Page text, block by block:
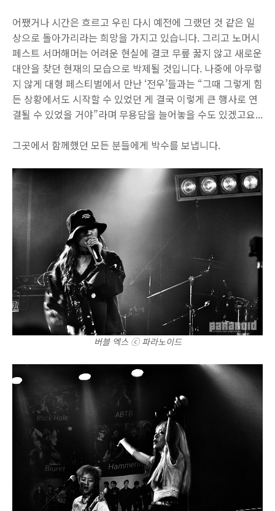
어쨌거나 시간은 흐르고 우린 다시 예전에 그랬던 것 같은 일
상으로 돌아가리라는 희망을 가지고 있습니다. 그리고 노머시
페스트 서머해머는 어려운 현실에 결코 무릎 꿇지 않고 새로운
대안을 찾던 현재의 모습으로 박제될 것입니다. 나중에 아무렇
지 않게 대형 페스티벌에서 만난 ‘전우’들과는 “그때 그렇게 힘
든 상황에서도 시작할 수 있었던 게 결국 이렇게 큰 행사로 연
결될 수 있었을 거야”라며 무용담을 늘어놓을 수도 있겠고요...
그곳에서 함께했던 모든 분들에게 박수를 보냅니다.
버블 엑스 ⓒ 파라노이드